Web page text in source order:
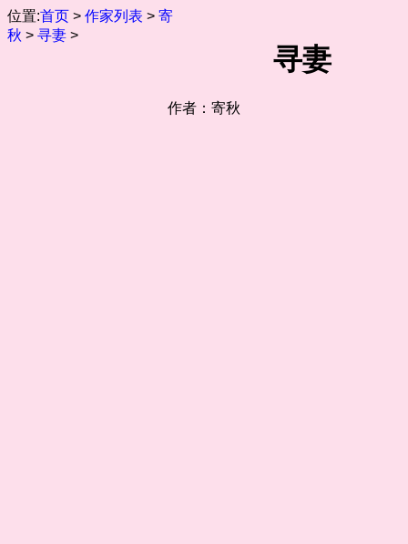
位置:首页 > 作家列表 > 寄
秋 > 寻妻 >
寻妻
作者：寄秋